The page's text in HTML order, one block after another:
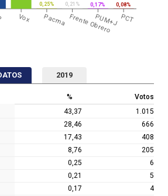
Vox Pacma Frente Obrero
PUM+J PCT
0,25% 0,21% 0,17% 0,08%
2019
% Votos
43,37 1.015
28,46 666
17,43 408
8,76 205
0,25 6
0,21 5
0,17 4